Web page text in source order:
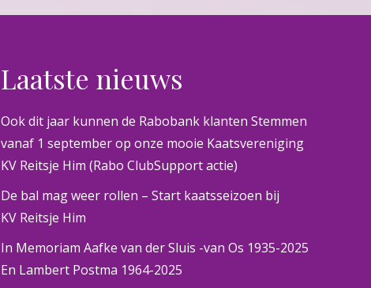
Laatste nieuws
Ook dit jaar kunnen de Rabobank klanten Stemmen
vanaf 1 september op onze mooie Kaatsvereniging
KV Reitsje Him (Rabo ClubSupport actie)
De bal mag weer rollen – Start kaatsseizoen bij
KV Reitsje Him
In Memoriam Aafke van der Sluis -van Os 1935-2025
En Lambert Postma 1964-2025